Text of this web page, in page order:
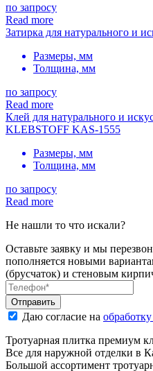
по запросу
Read more
Затирка для натурального и
Размеры, мм
Толщина, мм
по запросу
Read more
Клей для натурального и
KLEBSTOFF KAS-1555
Размеры, мм
Толщина, мм
по запросу
Read more
Не нашли то что искали?
Оставьте заявку и мы
пополняется новыми
(брусчаток) и стеновым
Даю согласие на
Тротуарная плитка премиум
Все для наружной отделки в
Большой ассортимент